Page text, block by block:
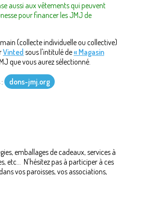
aussi aux vêtements qui peuvent
pour financer les JMJ de
(collecte individuelle ou collective)
Vinted sous l'intitulé de« Magasin
que vous aurez sélectionné.
dons-jmj.org
emballages de cadeaux, services à
etc... N'hésitez pas à participer à ces
vos paroisses, vos associations,